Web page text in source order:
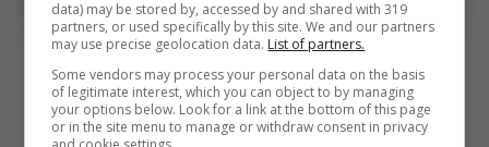
L’attaccante argentino piace a mezza Serie A,
mail Milan sembra averlo messo in cima alla
lista delle proprie preferenzedopo le ottime
data) may be stored by, accessed by and shared with 319
partners, or used specifically by this site. We and our partners
may use precise geolocation data. List of partners.
Some vendors may process your personal data on the basis
of legitimate interest, which you can object to by managing
your options below. Look for a link at the bottom of this page
or in the site menu to manage or withdraw consent in privacy